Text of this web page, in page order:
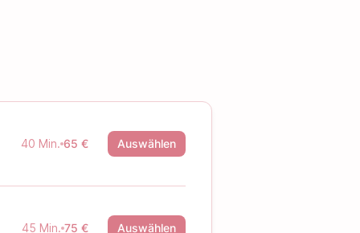
40 Min. 65 € Auswählen
45 Min. 75 € Auswählen